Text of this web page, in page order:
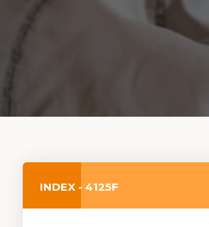
INDEX - 4125F